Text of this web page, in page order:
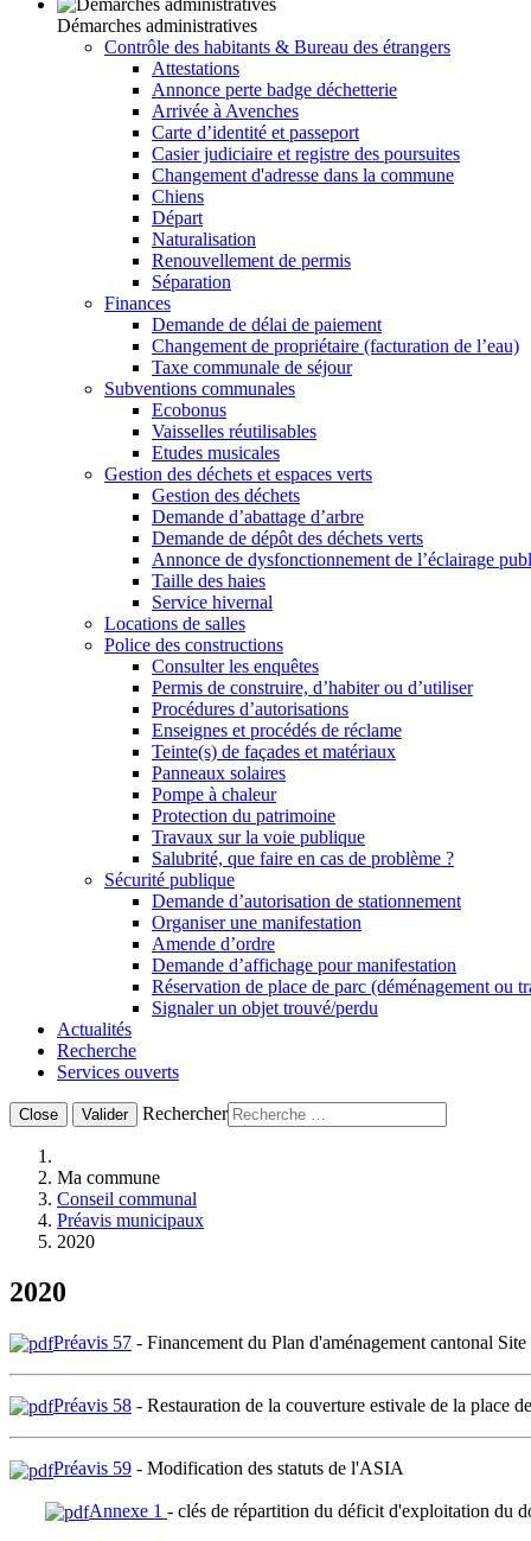
Démarches administratives
Contrôle des habitants & Bureau des étrangers
Attestations
Annonce perte badge déchetterie
Arrivée à Avenches
Carte d’identité et passeport
Casier judiciaire et registre des poursuites
Changement d'adresse dans la commune
Chiens
Départ
Naturalisation
Renouvellement de permis
Séparation
Finances
Demande de délai de paiement
Changement de propriétaire (facturation de l’eau)
Taxe communale de séjour
Subventions communales
Ecobonus
Vaisselles réutilisables
Etudes musicales
Gestion des déchets et espaces verts
Gestion des déchets
Demande d’abattage d’arbre
Demande de dépôt des déchets verts
Annonce de dysfonctionnement de l’éclairage
Taille des haies
Service hivernal
Locations de salles
Police des constructions
Consulter les enquêtes
Permis de construire, d’habiter ou d’utiliser
Procédures d’autorisations
Enseignes et procédés de réclame
Teinte(s) de façades et matériaux
Panneaux solaires
Pompe à chaleur
Protection du patrimoine
Travaux sur la voie publique
Salubrité, que faire en cas de problème ?
Sécurité publique
Demande d’autorisation de stationnement
Organiser une manifestation
Amende d’ordre
Demande d’affichage pour manifestation
Réservation de place de parc (déménagement ou
Signaler un objet trouvé/perdu
Actualités
Recherche
Services ouverts
Close Valider Rechercher
Ma commune
Conseil communal
Préavis municipaux
2020
2020
Préavis 57 - Financement du Plan d'aménagement cantonal
Préavis 58 - Restauration de la couverture estivale de la place
Préavis 59 - Modification des statuts de l'ASIA
Annexe 1 - clés de répartition du déficit d'exploitation du